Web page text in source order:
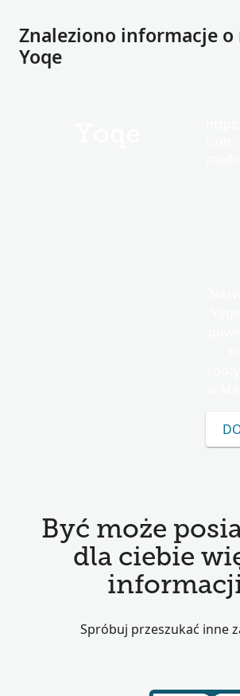
Znaleziono informacje o
Yoqe
Być może
dla ciebie
Spróbuj przeszukać inne